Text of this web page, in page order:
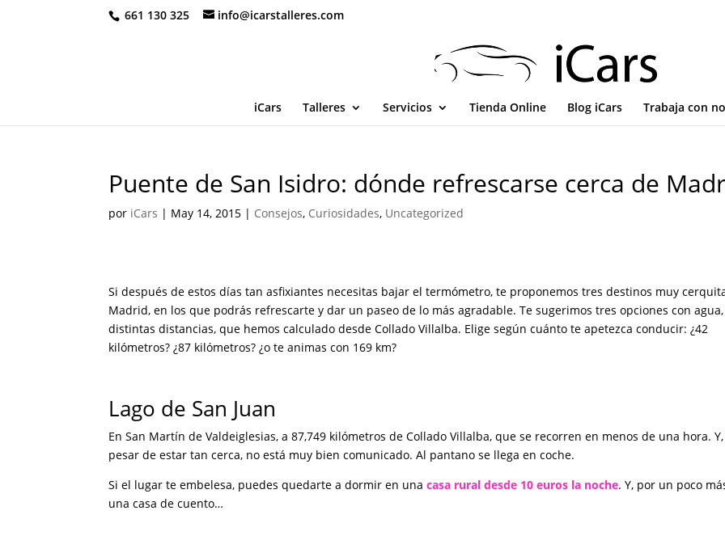
661 130 325 info@icarstalleres.com
iCars Talleres Servicios Tienda Online Blog iCars Trabaja con
Puente de San Isidro: dónde refrescarse cerca de
por iCars | May 14, 2015 | Consejos, Curiosidades, Uncategorized
Si después de estos días tan asfixiantes necesitas bajar el termómetro, te proponemos tres destinos muy
Madrid, en los que podrás refrescarte y dar un paseo de lo más agradable. Te sugerimos tres opciones con agua,
distintas distancias, que hemos calculado desde Collado Villalba. Elige según cuánto te apetezca conducir: ¿42
kilómetros? ¿87 kilómetros? ¿o te animas con 169 km?
Lago de San Juan
En San Martín de Valdeiglesias, a 87,749 kilómetros de Collado Villalba, que se recorren en menos de una hora. Y,
pesar de estar tan cerca, no está muy bien comunicado. Al pantano se llega en coche.
Si el lugar te embelesa, puedes quedarte a dormir en unacasa rural desde 10 euros la noche. Y, por un poco
una casa de cuento…